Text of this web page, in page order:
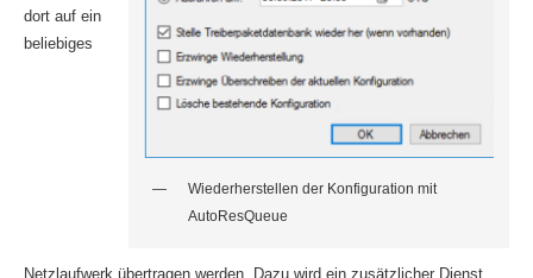
Wiederherstellen der Konfiguration mit
AutoResQueue
dort auf ein
beliebiges
Netzlaufwerk übertragen werden. Dazu wird ein zusätzlicher Dienst